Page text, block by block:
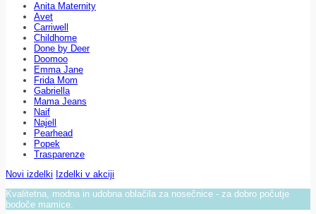
Anita Maternity
Avet
Carriwell
Childhome
Done by Deer
Doomoo
Emma Jane
Frida Mom
Gabriella
Mama Jeans
Naif
Najell
Pearhead
Popek
Trasparenze
Novi izdelki Izdelki v akciji
Kvalitetna, modna in udobna oblačila za nosečnice - za dobro počutje
bodoče mamice.